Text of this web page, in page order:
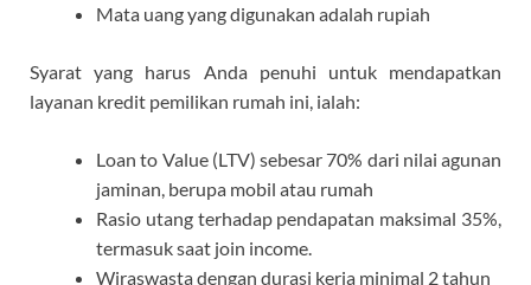
Mata uang yang digunakan adalah rupiah
Syarat yang harus Anda penuhi untuk mendapatkan
layanan kredit pemilikan rumah ini, ialah:
Loan to Value (LTV) sebesar 70% dari nilai agunan
jaminan, berupa mobil atau rumah
Rasio utang terhadap pendapatan maksimal 35%,
termasuk saat join income.
Wiraswasta dengan durasi kerja minimal 2 tahun